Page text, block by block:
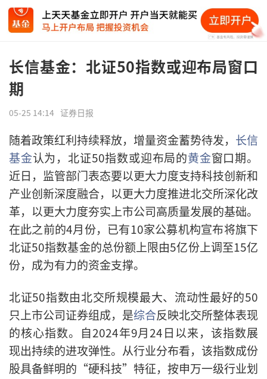
长信基金：北证50指数或迎布局窗口
期
05-25 14:14 证券日报
随着政策红利持续释放，增量资金蓄势待发， 长信
基金认为，北证50指数或迎布局的黄金窗口期。
近日，监管部门表态要以更大力度支持科技创新和
产业创新深度融合，以更大力度推进北交所深化改
革，以更大力度夯实上市公司高质量发展的基础。
在此之前的4月份，已有10家公募机构宣布将旗下
北证50指数基金的总份额上限由5亿份上调至15亿
份，成为有力的资金支撑。
北证50指数由北交所规模最大、流动性最好的50
只上市公司证券组成，是综合反映北交所整体表现
的核心指数。自2024年9月24日以来，该指数展
现出持续的进攻弹性。从行业分布看，该指数成份
股具备鲜明的“硬科技”特征，按申万一级行业划